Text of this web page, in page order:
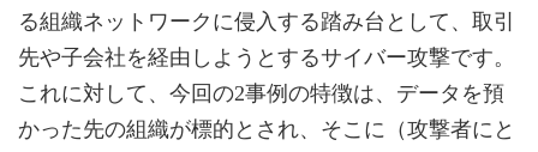
る組織ネットワークに侵入する踏み台として、取引
先や子会社を経由しようとするサイバー攻撃です。
これに対して、今回の2事例の特徴は、データを預
かった先の組織が標的とされ、そこに（攻撃者にと